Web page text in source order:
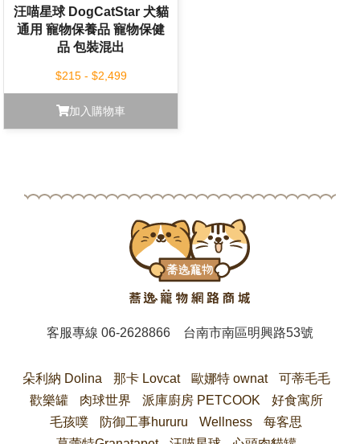
汪喵星球 DogCatStar 犬貓
通用 寵物保養品 寵物保健
品 包裝混出
$215 - $2,499
加入購物車
客服專線06-2628866 台南市南區明興路53號
朵利納 Dolina 那卡 Lovcat 歐娜特 ownat
可蒂毛毛
歡樂罐
肉球世界 派庫廚房 PETCOOK
好食寓所
毛孩噗
防御工事hururu Wellness
每客思